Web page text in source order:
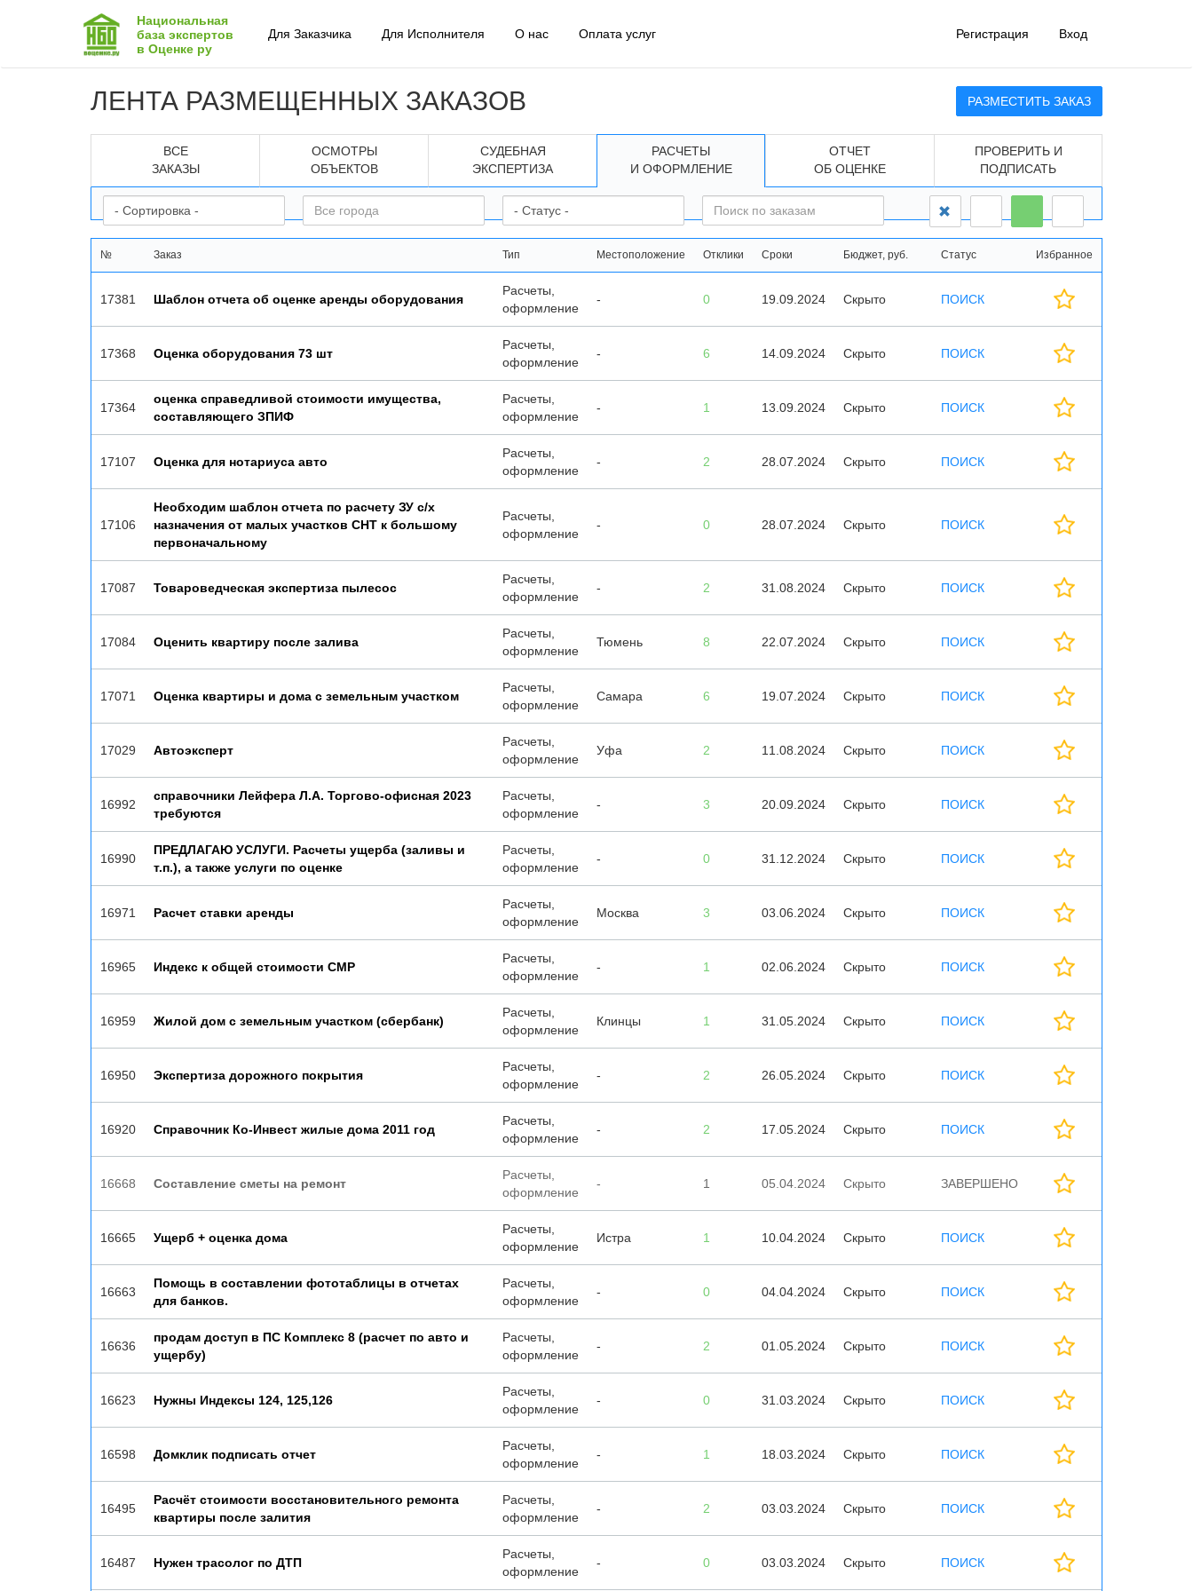
Национальная
база экспертов
в Оценке ру
Для Заказчика Для Исполнителя О нас Оплата услуг Регистрация Вход
ЛЕНТА РАЗМЕЩЕННЫХ ЗАКАЗОВ РАЗМЕСТИТЬ ЗАКАЗ
ВСЕ
ЗАКАЗЫ
ОСМОТРЫ
ОБЪЕКТОВ
СУДЕБНАЯ
ЭКСПЕРТИЗА
РАСЧЕТЫ
И ОФОРМЛЕНИЕ
ОТЧЕТ
ОБ ОЦЕНКЕ
ПРОВЕРИТЬ И
ПОДПИСАТЬ
№ Заказ Тип Местоположение Отклики Сроки Бюджет, руб. Статус Избранное
17381 Шаблон отчета об оценке аренды оборудования
Расчеты,
оформление
- 0 19.09.2024 Скрыто ПОИСК
17368 Оценка оборудования 73 шт
Расчеты,
оформление
- 6 14.09.2024 Скрыто ПОИСК
17364
оценка справедливой стоимости имущества,
составляющего ЗПИФ
Расчеты,
оформление
- 1 13.09.2024 Скрыто ПОИСК
17107 Оценка для нотариуса авто
Расчеты,
оформление
- 2 28.07.2024 Скрыто ПОИСК
17106
Необходим шаблон отчета по расчету ЗУ с/х
назначения от малых участков СНТ к большому
первоначальному
Расчеты,
оформление
- 0 28.07.2024 Скрыто ПОИСК
17087 Товароведческая экспертиза пылесос
Расчеты,
оформление
- 2 31.08.2024 Скрыто ПОИСК
17084 Оценить квартиру после залива
Расчеты,
оформление
Тюмень 8 22.07.2024 Скрыто ПОИСК
17071 Оценка квартиры и дома с земельным участком
Расчеты,
оформление
Самара 6 19.07.2024 Скрыто ПОИСК
17029 Автоэксперт
Расчеты,
оформление
Уфа 2 11.08.2024 Скрыто ПОИСК
16992
справочники Лейфера Л.А. Торгово-офисная 2023
требуются
Расчеты,
оформление
- 3 20.09.2024 Скрыто ПОИСК
16990
ПРЕДЛАГАЮ УСЛУГИ. Расчеты ущерба (заливы и
т.п.), а также услуги по оценке
Расчеты,
оформление
- 0 31.12.2024 Скрыто ПОИСК
16971 Расчет ставки аренды
Расчеты,
оформление
Москва 3 03.06.2024 Скрыто ПОИСК
16965 Индекс к общей стоимости СМР
Расчеты,
оформление
- 1 02.06.2024 Скрыто ПОИСК
16959 Жилой дом с земельным участком (сбербанк)
Расчеты,
оформление
Клинцы 1 31.05.2024 Скрыто ПОИСК
16950 Экспертиза дорожного покрытия
Расчеты,
оформление
- 2 26.05.2024 Скрыто ПОИСК
16920 Справочник Ко-Инвест жилые дома 2011 год
Расчеты,
оформление
- 2 17.05.2024 Скрыто ПОИСК
16668 Составление сметы на ремонт
Расчеты,
оформление
- 1 05.04.2024 Скрыто ЗАВЕРШЕНО
16665 Ущерб + оценка дома
Расчеты,
оформление
Истра 1 10.04.2024 Скрыто ПОИСК
16663
Помощь в составлении фототаблицы в отчетах
для банков.
Расчеты,
оформление
- 0 04.04.2024 Скрыто ПОИСК
16636
продам доступ в ПС Комплекс 8 (расчет по авто и
ущербу)
Расчеты,
оформление
- 2 01.05.2024 Скрыто ПОИСК
16623 Нужны Индексы 124, 125,126
Расчеты,
оформление
- 0 31.03.2024 Скрыто ПОИСК
16598 Домклик подписать отчет
Расчеты,
оформление
- 1 18.03.2024 Скрыто ПОИСК
16495
Расчёт стоимости восстановительного ремонта
квартиры после залития
Расчеты,
оформление
- 2 03.03.2024 Скрыто ПОИСК
16487 Нужен трасолог по ДТП
Расчеты,
оформление
- 0 03.03.2024 Скрыто ПОИСК